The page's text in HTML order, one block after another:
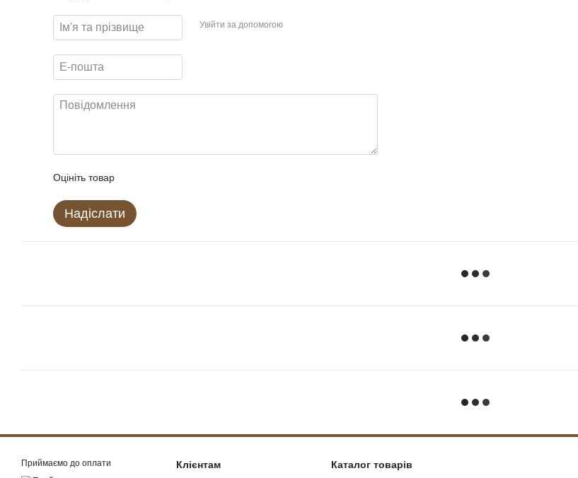
Увійти за допомогою
Оцініть товар
Надіслати
Приймаємо до оплати Клієнтам Каталог товарів